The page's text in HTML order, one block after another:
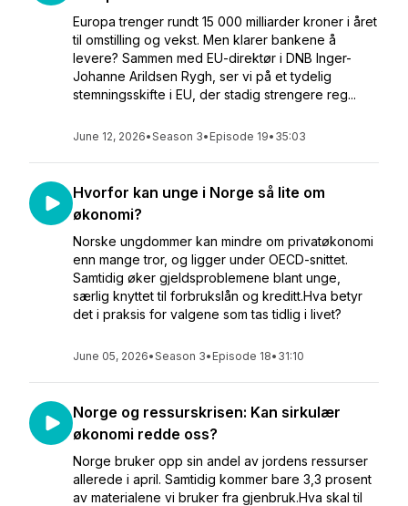
Europa trenger rundt 15 000 milliarder kroner i året
til omstilling og vekst. Men klarer bankene å
levere? Sammen med EU-direktør i DNB Inger-
Johanne Arildsen Rygh, ser vi på et tydelig
stemningsskifte i EU, der stadig strengere reg...
June 12, 2026•Season 3• Episode 19• 35:03
Hvorfor kan unge i Norge så lite om
økonomi?
Norske ungdommer kan mindre om privatøkonomi
enn mange tror, og ligger under OECD-snittet.
Samtidig øker gjeldsproblemene blant unge,
særlig knyttet til forbrukslån og kreditt.Hva betyr
det i praksis for valgene som tas tidlig i livet?
June 05, 2026•Season 3• Episode 18• 31:10
Norge og ressurskrisen: Kan sirkulær
økonomi redde oss?
Norge bruker opp sin andel av jordens ressurser
allerede i april. Samtidig kommer bare 3,3 prosent
av materialene vi bruker fra gjenbruk.Hva skal til